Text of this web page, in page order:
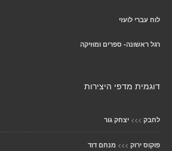
לוח עברי לועזי
רגל ראשונה- ספרים ומוזיקה
דוגמית מדפי היצירות
לחבק >>> יצחק גור
פוקוס ירוק >>> מנחם דוד